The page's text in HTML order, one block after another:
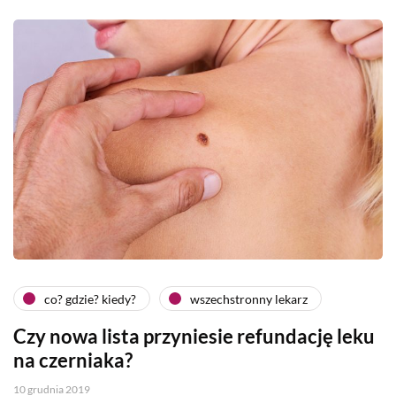
co? gdzie? kiedy? wszechstronny lekarz
Czy nowa lista przyniesie refundację leku
na czerniaka?
10 grudnia 2019